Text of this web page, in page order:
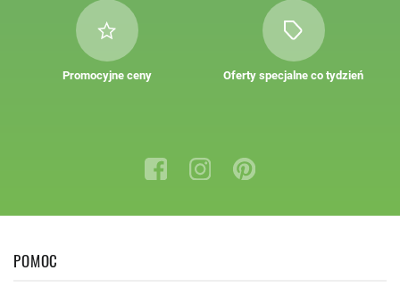
Promocyjne ceny Oferty specjalne co tydzień
POMOC